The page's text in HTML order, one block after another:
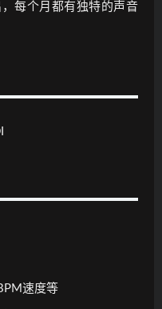
每个月都有独特的声音
速度等